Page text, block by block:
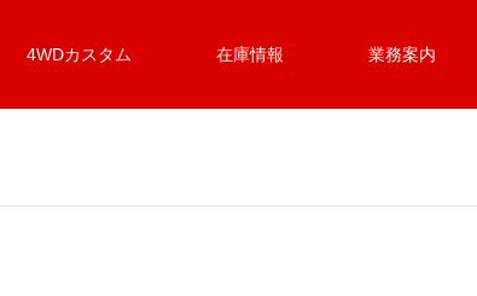
4WDカスタム 在庫情報 業務案内